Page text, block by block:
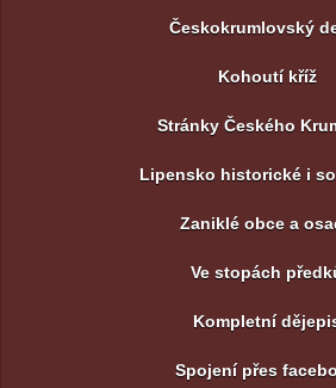
Českokrumlovský
Kohoutí kříž
Stránky Českého
Lipensko historické i
Zaniklé obce a
Ve stopách
Kompletní
Spojení přes